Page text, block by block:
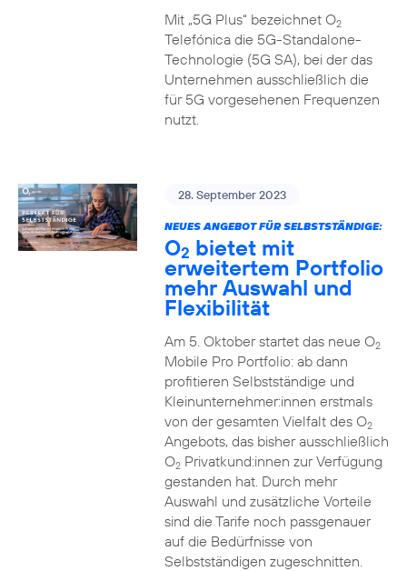
Mit „5G Plus“ bezeichnet O2
Telefónica die 5G-Standalone-
Technologie (5G SA), bei der das
Unternehmen ausschließlich die
für 5G vorgesehenen Frequenzen
nutzt.
28. September 2023
NEUES ANGEBOT FÜR SELBSTSTÄNDIGE:
O2 bietet mit
erweitertem Portfolio
mehr Auswahl und
Flexibilität
Am 5. Oktober startet das neue O2
Mobile Pro Portfolio: ab dann
profitieren Selbstständige und
Kleinunternehmer:innen erstmals
von der gesamten Vielfalt des O2
Angebots, das bisher ausschließlich
O2Privatkund:innen zur Verfügung
gestanden hat. Durch mehr
Auswahl und zusätzliche Vorteile
sind die Tarife noch passgenauer
auf die Bedürfnisse von
Selbstständigen zugeschnitten.